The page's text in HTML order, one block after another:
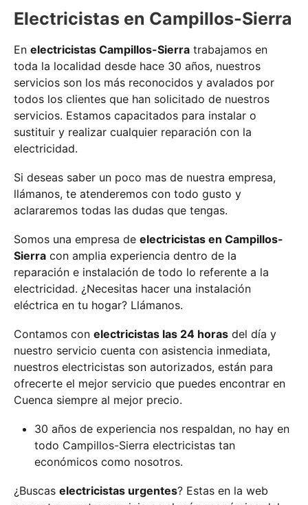
Electricistas en Campillos-Sierra
En electricistas Campillos-Sierra trabajamos en
toda la localidad desde hace 30 años, nuestros
servicios son los más reconocidos y avalados por
todos los clientes que han solicitado de nuestros
servicios. Estamos capacitados para instalar o
sustituir y realizar cualquier reparación con la
electricidad.
Si deseas saber un poco mas de nuestra empresa,
llámanos, te atenderemos con todo gusto y
aclararemos todas las dudas que tengas.
Somos una empresa de electricistas en Campillos-
Sierra con amplia experiencia dentro de la
reparación e instalación de todo lo referente a la
electricidad. ¿Necesitas hacer una instalación
eléctrica en tu hogar? Llámanos.
Contamos con electricistas las 24 horas del día y
nuestro servicio cuenta con asistencia inmediata,
nuestros electricistas son autorizados, están para
ofrecerte el mejor servicio que puedes encontrar en
Cuenca siempre al mejor precio.
30 años de experiencia nos respaldan, no hay en
todo Campillos-Sierra electricistas tan
económicos como nosotros.
¿Buscas electricistas urgentes? Estas en la web